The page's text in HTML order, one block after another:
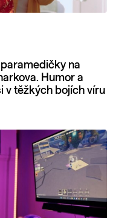
na
Humor a
v těžkých bojích víru